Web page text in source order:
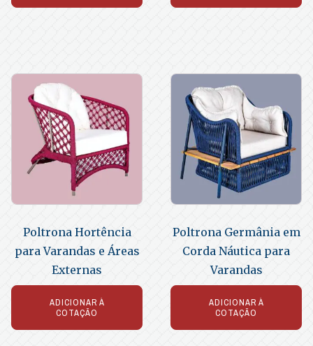
Poltrona Hortência
para Varandas e Áreas
Externas
ADICIONAR À
COTAÇÃO
Poltrona Germânia em
Corda Náutica para
Varandas
ADICIONAR À
COTAÇÃO